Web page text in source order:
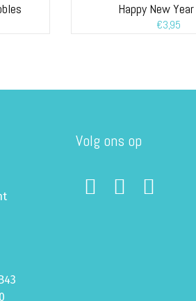
Happy New Year
€3,95
Volg ons op